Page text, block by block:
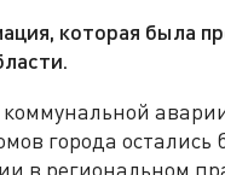
которая была
города
в региональном